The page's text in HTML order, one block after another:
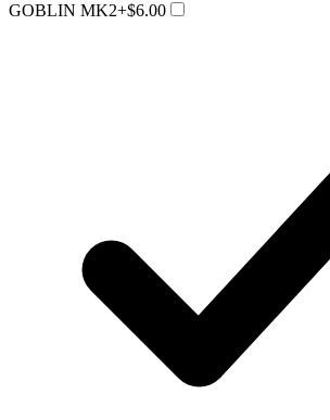
GOBLIN MK2+$6.00